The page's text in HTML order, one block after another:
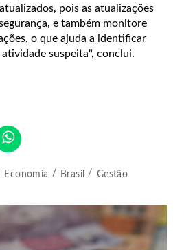
pois as atualizações
e também monitore
o que ajuda a identificar
suspeita", conclui.
Economia Brasil Gestão